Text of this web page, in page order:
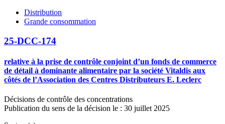
Distribution
Grande consommation
25-DCC-174
relative à la prise de contrôle conjoint d’un fonds de commerce
de détail à dominante alimentaire par la société Vitaldis aux
côtés de l’Association des Centres Distributeurs E. Leclerc
Décisions de contrôle des concentrations
Publication du sens de la décision le : 30 juillet 2025